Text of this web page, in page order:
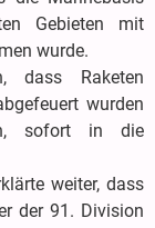
Gebieten mit
wurde.
dass Raketen
wurden
sofort in die
weiter, dass
der 91. Division